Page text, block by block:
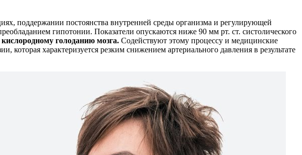
поддержании постоянства внутренней среды организма и регулирующей
гипотонии. Показатели опускаются ниже 90 мм рт. ст. систолического
голоданию мозга. Содействуют этому процессу и медицинские
которая характеризуется резким снижением артериального давления в результате